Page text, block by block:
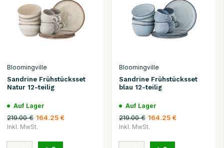
Bloomingville
Sandrine Frühstücksset
Natur 12-teilig
Auf Lager
219.00 € 164.25 €
Inkl. MwSt.
Bloomingville
Sandrine Frühstücksset
blau 12-teilig
Auf Lager
219.00 € 164.25 €
Inkl. MwSt.